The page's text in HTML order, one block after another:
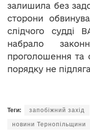
залишила без
сторони
слідчого судді
набрало
проголошення та
порядку не
Теги: запобіжний захід
новини Тернопільщини